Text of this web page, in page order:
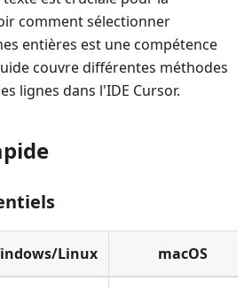
comment sélectionner
entières est une compétence
couvre différentes méthodes
lignes dans l'IDE Cursor.
Linux macOS